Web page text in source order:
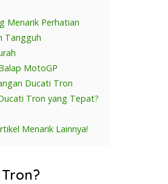
Menarik Perhatian
Tangguh
MotoGP
Ducati Tron
Tron yang Tepat?
Menarik Lainnya!